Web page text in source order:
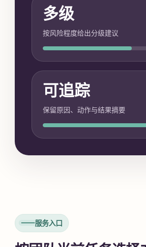
多级
按风险程度给出分级建议
可追踪
保留原因、动作与结果摘要
服务入口